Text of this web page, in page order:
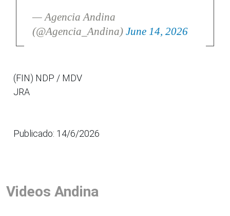
— Agencia Andina
(@Agencia_Andina) June 14, 2026
(FIN) NDP / MDV
JRA
Publicado: 14/6/2026
Videos Andina